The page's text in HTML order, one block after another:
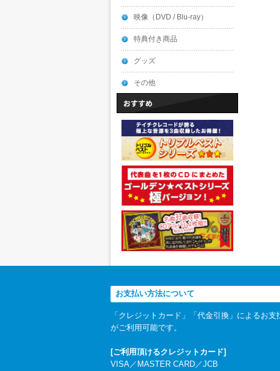
映像（DVD / Blu-ray）
特典付き商品
グッズ
その他
お支払い方法について
「クレジットカード」「代金引換」によるお支
がご利用可能です。
[ご利用頂けるクレジットカード]
VISA／MASTER CARD／JCB